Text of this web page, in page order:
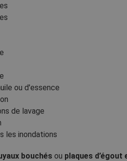
ou d'essence
de lavage
les inondations
bouchés ou plaques d’égout